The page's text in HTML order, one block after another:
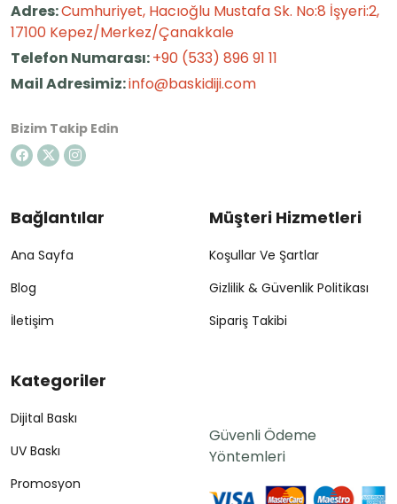
Adres:Cumhuriyet, Hacıoğlu Mustafa Sk. No:8 İşyeri:2,
17100 Kepez/Merkez/Çanakkale
Telefon Numarası:+90 (533) 896 91 11
Mail Adresimiz:info@baskidiji.com
Bizim Takip Edin
Bağlantılar
Ana Sayfa
Blog
İletişim
Müşteri Hizmetleri
Koşullar Ve Şartlar
Gizlilik & Güvenlik Politikası
Sipariş Takibi
Kategoriler
Dijital Baskı
UV Baskı
Promosyon
Güvenli Ödeme
Yöntemleri